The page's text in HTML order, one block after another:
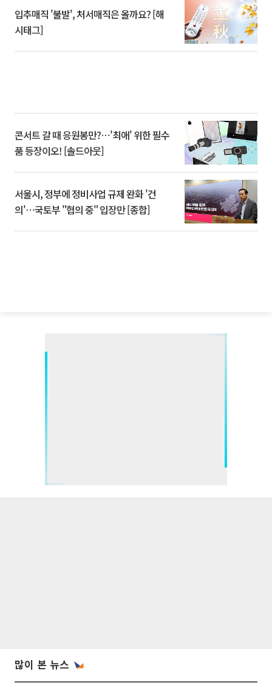
입추매직 '불발', 처서매직은 올까요? [해
시태그]
콘서트 갈 때 응원봉만?⋯'최애' 위한 필수
품 등장이오! [솔드아웃]
서울시, 정부에 정비사업 규제 완화 '건
의'⋯국토부 "협의 중" 입장만 [종합]
많이 본 뉴스